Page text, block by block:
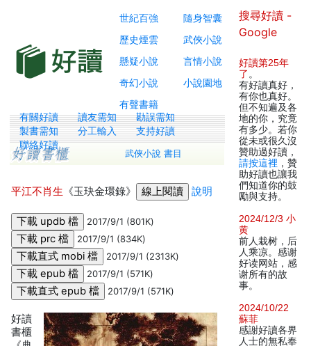
世紀百強
隨身智囊
歷史煙雲
武俠小說
懸疑小說
言情小說
奇幻小說
小說園地
有聲書籍
有關好讀 讀友需知
勘誤需知
製書需知
分工輸入
支持好讀
聯絡好讀
武俠小說 書目
平江不肖生 《玉玦金環錄》 說明
2017/9/1 (801K)
2017/9/1 (834K)
2017/9/1 (2313K)
2017/9/1 (571K)
2017/9/1 (571K)
好讀
書櫃
搜尋好讀 -
Google
好讀第25年
了 。
有好讀真好，
有你也真好。
但不知遍及各
地的你，究竟
有多少。若你
從未或很久沒
贊助過好讀，
請按這裡 ，贊
助好讀也讓我
們知道你的鼓
勵與支持。
2024/12/3 小
黄
前人栽树，后
人乘凉。感谢
好读网站，感
谢所有的故
事。
2024/10/22
蘇菲
感謝好讀各界
人士的無私奉